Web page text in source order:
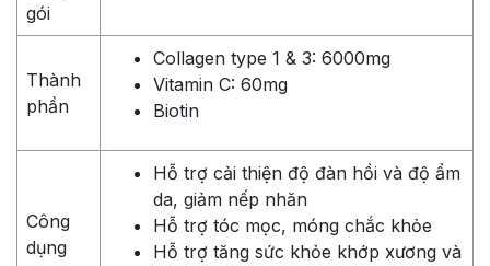
gói
Thành
phần
Collagen type 1 & 3: 6000mg
Vitamin C: 60mg
Biotin
Công
dụng
Hỗ trợ cải thiện độ đàn hồi và độ ẩm
da, giảm nếp nhăn
Hỗ trợ tóc mọc, móng chắc khỏe
Hỗ trợ tăng sức khỏe khớp xương và